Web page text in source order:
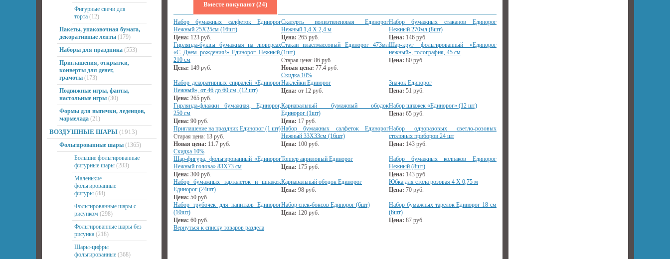
Фигурные свечи для
торта (12)
Пакеты, упаковочная бумага,
декоративные ленты (179)
Наборы для праздника (553)
Приглашения, открытки,
конверты для денег,
грамоты (173)
Подвижные игры, фанты,
настольные игры (30)
Формы для выпечки, леденцов,
мармелада (21)
ВОЗДУШНЫЕ ШАРЫ (1913)
Фольгированные шары (1365)
Большие фольгированные
фигурные шары (283)
Маленькие
фольгированные
фигуры (88)
Фольгированные шары с
рисунком (298)
Фольгированные шары без
рисунка (218)
Шары-цифры
фольгированные (368)
Вместе покупают (24)
Набор бумажных салфеток Единорог
Нежный 25Х25см (16шт)
Цена: 123 руб.
Скатерть полиэтиленовая Единорог
Нежный 1,4 Х 2,4 м
Цена: 265 руб.
Набор бумажных стаканов Единорог
Нежный 270мл (8шт)
Цена: 146 руб.
Гирлянда-буквы бумажная на люверсах
«С Днем рождения!» Единорог Нежный,
210 см
Цена: 149 руб.
Стакан пластмассовый Единорог 473мл
(1шт)
Старая цена: 86 руб.
Новая цена: 77.4 руб.
Скидка 10%
Шар-круг фольгированный «Единорог
нежный», голография, 45 см
Цена: 80 руб.
Набор декоративных спиралей «Единорог
Нежный», от 46 до 60 см, (12 шт)
Цена: 265 руб.
Наклейки Единорог
Цена: от 12 руб.
Значок Единорог
Цена: 51 руб.
Гирлянда-флажки бумажная, Единорог,
250 см
Цена: 90 руб.
Карнавальный бумажный ободок
Единорог (1шт)
Цена: 17 руб.
Набор шпажек «Единорог» (12 шт)
Цена: 65 руб.
Приглашение на праздник Единорог (1 шт)
Старая цена: 13 руб.
Новая цена: 11.7 руб.
Скидка 10%
Набор бумажных салфеток Единорог
Нежный 33Х33см (16шт)
Цена: 100 руб.
Набор одноразовых светло-розовых
столовых приборов 24 шт
Цена: 143 руб.
Шар-фигура, фольгированный «Единорог
Нежный голова» 83Х73 см
Цена: 300 руб.
Топпер акриловый Единорог
Цена: 175 руб.
Набор бумажных колпаков Единорог
Нежный (8шт)
Цена: 143 руб.
Набор бумажных тарталеток и шпажек
Единорог (24шт)
Цена: 50 руб.
Карнавальный ободок Единорог
Цена: 98 руб.
Юбка для стола розовая 4 Х 0,75 м
Цена: 70 руб.
Набор трубочек для напитков Единорог
(10шт)
Цена: 60 руб.
Набор снек-боксов Единорог (6шт)
Цена: 120 руб.
Набор бумажных тарелок Единорог 18 см
(6шт)
Цена: 87 руб.
Вернуться к списку товаров раздела